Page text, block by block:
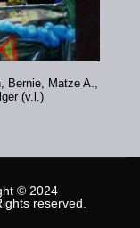
Matze A.,
(v.l.)
© 2024
reserved.